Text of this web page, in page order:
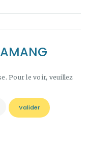
Pour le voir, veuillez